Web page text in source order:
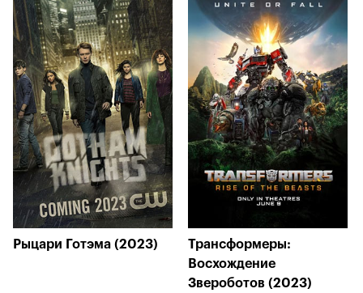
Рыцари Готэма (2023)
Трансформеры:
Восхождение
Звероботов (2023)